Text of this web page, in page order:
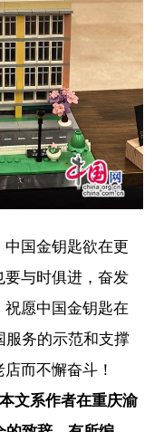
国金钥匙欲在更
与时俱进，奋发
愿中国金钥匙在
服务的示范和支撑
而不懈奋斗！
本文系作者在重庆渝